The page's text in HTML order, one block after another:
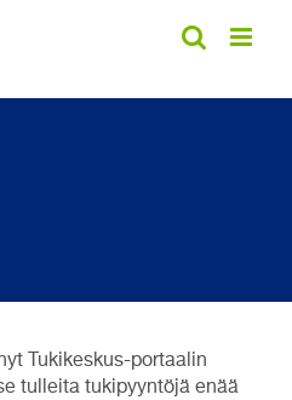
Tukikeskus-portaalin
tulleita tukipyyntöjä enää